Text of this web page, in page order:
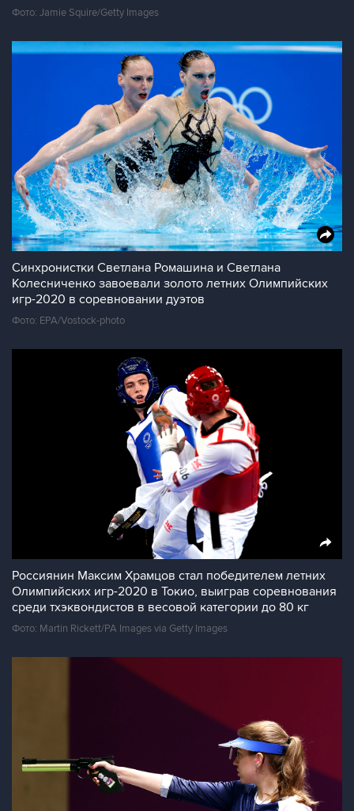
Фото: Jamie Squire/Getty Images
Синхронистки Светлана Ромашина и Светлана
Колесниченко завоевали золото летних Олимпийских
игр-2020 в соревновании дуэтов
Фото: EPA/Vostock-photo
Россиянин Максим Храмцов стал победителем летних
Олимпийских игр-2020 в Токио, выиграв соревнования
среди тхэквондистов в весовой категории до 80 кг
Фото: Martin Rickett/PA Images via Getty Images